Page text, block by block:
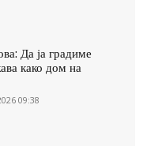
Да ја градиме
како дом на
09:38